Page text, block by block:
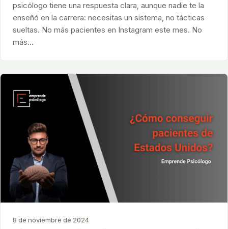
psicólogo tiene una respuesta clara, aunque nadie te la
enseñó en la carrera: necesitas un sistema, no tácticas
sueltas. No más pacientes en Instagram este mes. No
más…
8 de noviembre de 2024